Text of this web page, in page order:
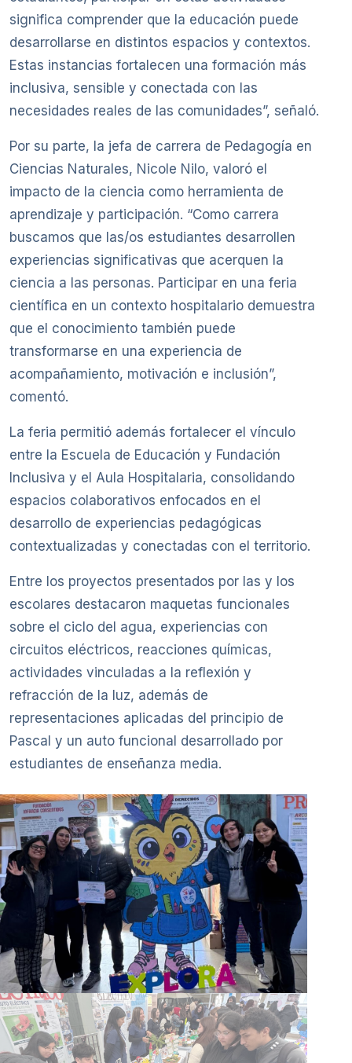
significa comprender que la educación puede
desarrollarse en distintos espacios y contextos.
Estas instancias fortalecen una formación más
inclusiva, sensible y conectada con las
necesidades reales de las comunidades”, señaló.
Por su parte, la jefa de carrera de Pedagogía en
Ciencias Naturales, Nicole Nilo, valoró el
impacto de la ciencia como herramienta de
aprendizaje y participación. “Como carrera
buscamos que las/os estudiantes desarrollen
experiencias significativas que acerquen la
ciencia a las personas. Participar en una feria
científica en un contexto hospitalario demuestra
que el conocimiento también puede
transformarse en una experiencia de
acompañamiento, motivación e inclusión”,
comentó.
La feria permitió además fortalecer el vínculo
entre la Escuela de Educación y Fundación
Inclusiva y el Aula Hospitalaria, consolidando
espacios colaborativos enfocados en el
desarrollo de experiencias pedagógicas
contextualizadas y conectadas con el territorio.
Entre los proyectos presentados por las y los
escolares destacaron maquetas funcionales
sobre el ciclo del agua, experiencias con
circuitos eléctricos, reacciones químicas,
actividades vinculadas a la reflexión y
refracción de la luz, además de
representaciones aplicadas del principio de
Pascal y un auto funcional desarrollado por
estudiantes de enseñanza media.